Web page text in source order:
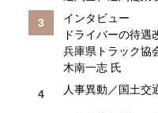
インタビュー
ドライバーの待遇
兵庫県トラック協
木南一志 氏
人事異動／国土交